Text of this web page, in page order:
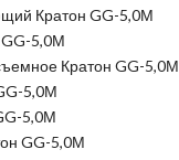
Кратон GG-5,0М
GG-5,0М
Кратон GG-5,0М
5,0М
5,0М
GG-5,0М